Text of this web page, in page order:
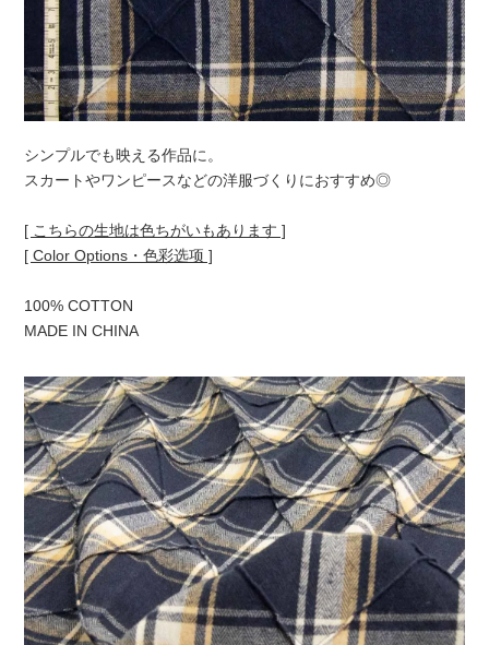
シンプルでも映える作品に。
スカートやワンピースなどの洋服づくりにおすすめ◎
[ こちらの生地は色ちがいもあります ]
[ Color Options・色彩选项 ]
100% COTTON
MADE IN CHINA